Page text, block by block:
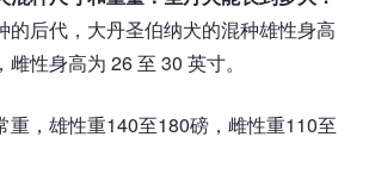
的后代，大丹圣伯纳犬的混种雄性身高
性身高为 26 至 30 英寸。
重，雄性重140至180磅，雌性重110至